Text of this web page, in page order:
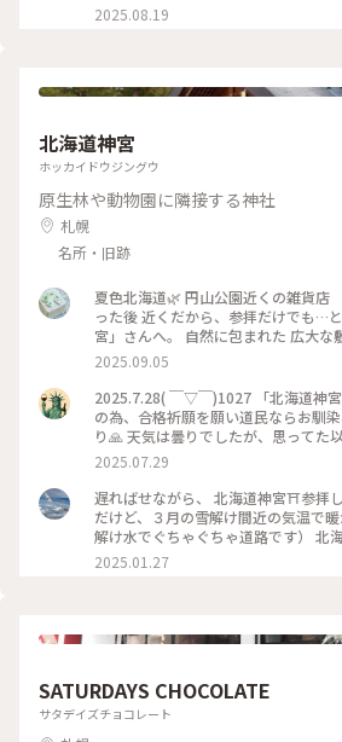
2025.08.19
北海道神宮
ホッカイドウジングウ
原生林や動物園に隣接する神社
札幌
名所・旧跡
夏色北海道🌿 円山公園近くの雑貨店
った後 近くだから、参拝だけでも…
宮」さんへ。 自然に包まれた 広大な
門へと まっすぐに続く参道は 緑に包
美しい神門には、見たことのないし
俵？がふたつ？ フラヌイ大注連縄と
アイヌ語で富良野の地名の由来、 ほ
られ奉納されるとか。。 広大な神社
けど 帰りに買った「六花亭 神宮茶屋
官さま（焼き餅、撮り忘れ..）は 何
しさでした。 #夏色北海道#札幌#北
社#フラヌイ大注連縄#六花亭 判官さ
時間
2025.09.05
2025.7.28( ￣▽￣)1027 「北海道神
の為、合格祈願を願い道民ならお馴
り🙏 天気は曇りでしたが、思ってた
やすかったです🚶 #北海道#札幌市#円山#散歩#御参り#アート
な景色#神社#合格祈願
2025.07.29
遅ればせながら、 北海道神宮⛩️参拝して
だけど、３月の雪解け間近の気温で
解け水でぐちゃぐちゃ道路です） 北海道神宮に行くと、やは
りシャキッとしますね。 帰りは、タイ料理のお店へ ガパオラ
イスと、レッドカレー
2025.01.27
SATURDAYS CHOCOLATE
サタデイズチョコレート